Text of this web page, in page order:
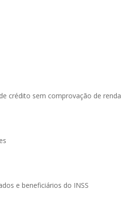
crédito sem comprovação de renda
e beneficiários do INSS